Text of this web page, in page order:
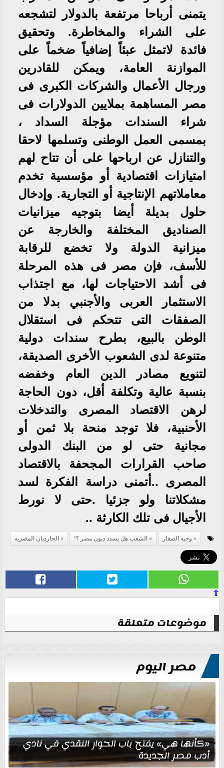
يتمنى أرباحا مرتفعة بالدولار لتشجعه
على الشراء والمخاطرة. وتحقيق
فائدة لاتمثل عبئاً إضافياً ضخماً على
الموازنة العامة، ويمكن للقادرين
ورجال الأعمال والشركات الكبرى فى
مصر المساهمة بملايين الدولارات فى
شراء السندات مؤجلة السداد ،
بمسمى العمل الوطنى وتسلمها لاحقا
والتنازل عن ارباحها على أن تتاح لهم
امتيازات اقتصادية أو مؤسسية تخدم
معاملاتهم الإنتاجية أو التجارية. وإدخال
حلول بديلة أيضا بتوجيه ميزانيات
الصناديق المختلفة والخارجة عن
ميزانية الدولة ولا تخضع للرقابة
للأسف، فإن مصر فى هذه المرحلة
فى أشد الاحتياجات لها، مع اجتذاب
الاستثمار العربى والأجنبي بدلا من
الصفقات التى تتحكم فى استقلال
الوطن بالبيع، بطرح سندات دولية
متنوعة لدى الشعوب الأخرى الصديقة،
لتنويع مصادر الدين العام وخفضه
بنسبة عالية وتكلفة أقل، دون الحاجة
لرهن الاقتصاد المصرى والتدخلات
الأحنبية، فلا توجد منحة بلا ثمن أو
مجانية حتى لو من البنك الدولى
صاحب القرارات المجحفة بالاقتصاد
المصرى ..أتمنى دراسة الفكرة لسد
مشكلاتنا ولو جزئيا .حتى لا نورط
الأجيال فى تلك الكارثة ..
وجيه الصقار الشعب هل يسدد ديون مصر ؟! الجارديان المصريه
⇧
موضوعات متعلقة
مصر اليوم
«كأنها هي» يفتح باب الحوار النقدي في نادي
أدب مصر الجديدة